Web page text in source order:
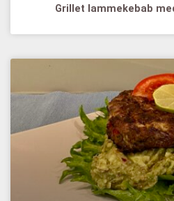
Grillet lammekebab